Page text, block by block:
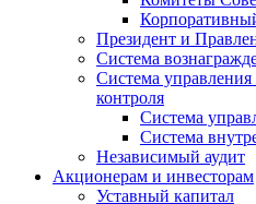
Президент и
Система
Система
контроля
Система
Система
Независимый аудит
Акционерам и инвесторам
Уставный капитал